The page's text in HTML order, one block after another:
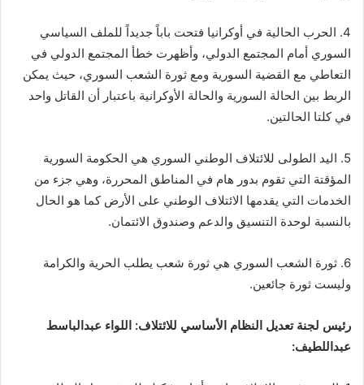
4. الحرب الحالية في أوكرانيا فتحت باباً جديداً للملف السياسي
السوري أمام المجتمع الدولي، وأظهرت خطأ المجتمع الدولي في
التعاطي مع القضية السورية ومع ثورة الشعب السوري، حيث يمكن
الربط بين الحالة السورية والحالة الأوكرانية باعتبار أن القاتل واحد
في كلتا الحالتين.
5. اليد الطولى للائتلاف الوطني السوري هي الحكومة السورية
المؤقتة التي تقوم بدور هام في المناطق المحررة، وهي جزء من
الخدمات التي يقدمها الائتلاف الوطني على الأرض كما هو الحال
بالنسبة لوحدة التنسيق والدعم وصندوق الائتمان.
6. ثورة الشعب السوري هي ثورة شعب يطلب الحرية والكرامة
وليست ثورة جائعين.
رئيس لجنة تعديل النظام الأساسي للائتلاف: اللواء عبدالباسط
عبداللطيف: